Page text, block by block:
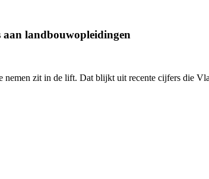
aan landbouwopleidingen
nemen zit in de lift. Dat blijkt uit recente cijfers die